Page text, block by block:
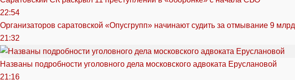
22:54
Организаторов саратовской «Опусгрупп» начинают судить за отмывание 9 млрд
21:32
Названы подробности уголовного дела московского адвоката Еруслановой
21:16